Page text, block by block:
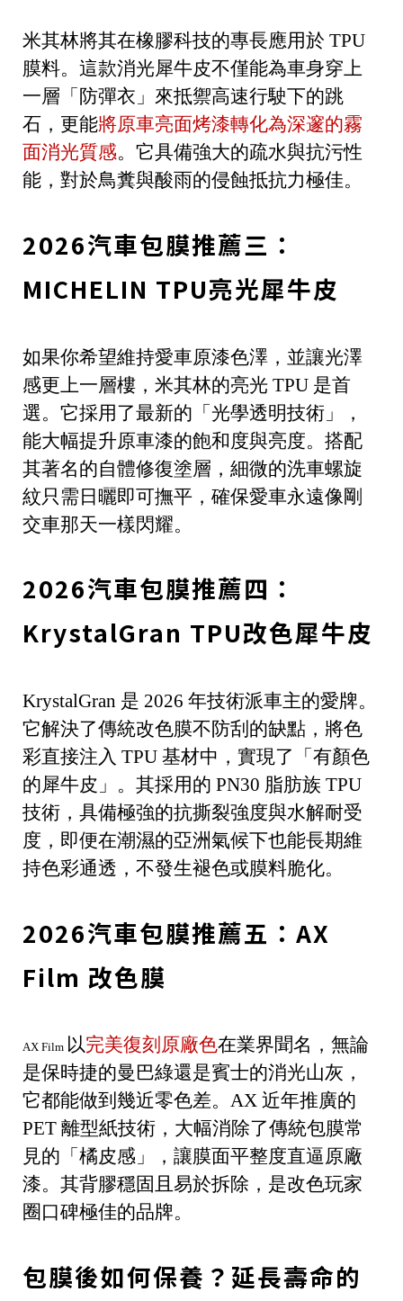
米其林將其在橡膠科技的專長應用於 TPU
膜料。這款消光犀牛皮不僅能為車身穿上
一層「防彈衣」來抵禦高速行駛下的跳
石，更能將原車亮面烤漆轉化為深邃的霧
面消光質感。它具備強大的疏水與抗污性
能，對於鳥糞與酸雨的侵蝕抵抗力極佳。
2026汽車包膜推薦三：
MICHELIN TPU亮光犀牛皮
如果你希望維持愛車原漆色澤，並讓光澤
感更上一層樓，米其林的亮光 TPU 是首
選。它採用了最新的「光學透明技術」，
能大幅提升原車漆的飽和度與亮度。搭配
其著名的自體修復塗層，細微的洗車螺旋
紋只需日曬即可撫平，確保愛車永遠像剛
交車那天一樣閃耀。
2026汽車包膜推薦四：
KrystalGran TPU改色犀牛皮
KrystalGran 是 2026 年技術派車主的愛牌。
它解決了傳統改色膜不防刮的缺點，將色
彩直接注入 TPU 基材中，實現了「有顏色
的犀牛皮」。其採用的 PN30 脂肪族 TPU
技術，具備極強的抗撕裂強度與水解耐受
度，即便在潮濕的亞洲氣候下也能長期維
持色彩通透，不發生褪色或膜料脆化。
2026汽車包膜推薦五：AX
Film 改色膜
AX Film 以完美復刻原廠色在業界聞名，無論
是保時捷的曼巴綠還是賓士的消光山灰，
它都能做到幾近零色差。AX 近年推廣的
PET 離型紙技術，大幅消除了傳統包膜常
見的「橘皮感」，讓膜面平整度直逼原廠
漆。其背膠穩固且易於拆除，是改色玩家
圈口碑極佳的品牌。
包膜後如何保養？延長壽命的